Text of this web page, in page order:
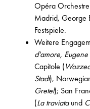
Opéra
Madrid, George
Festspiele.
Weitere
d'amore,
Capitole (
Stadt),
Gretel); San
(La traviataund